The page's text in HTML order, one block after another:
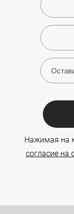
Нажимая на
согласие на